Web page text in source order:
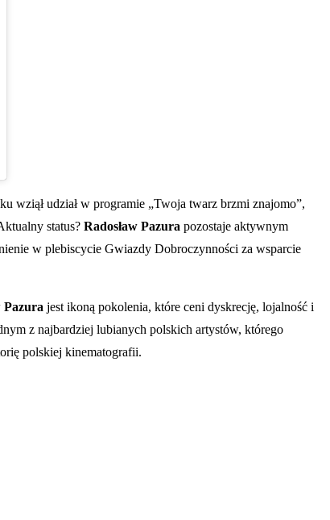
wziął udział w programie „Twoja twarz brzmi znajomo”,
status? Radosław Pazura pozostaje aktywnym
w plebiscycie Gwiazdy Dobroczynności za wsparcie
Pazura jest ikoną pokolenia, które ceni dyskrecję, lojalność i
z najbardziej lubianych polskich artystów, którego
polskiej kinematografii.